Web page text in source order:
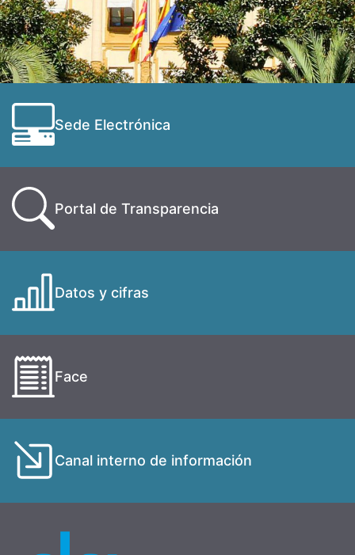
Sede Electrónica
Portal de Transparencia
Datos y cifras
Face
Canal interno de información